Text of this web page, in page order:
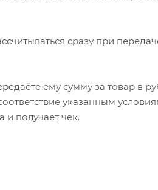
сразу при
ему сумму за товар в
указанным
и получает чек.